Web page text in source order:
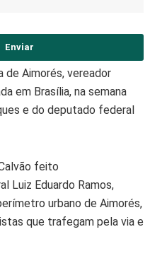
Enviar
de Aimorés, vereador
em Brasília, na semana
e do deputado federal
feito
Luiz Eduardo Ramos,
urbano de Aimorés,
que trafegam pela via e